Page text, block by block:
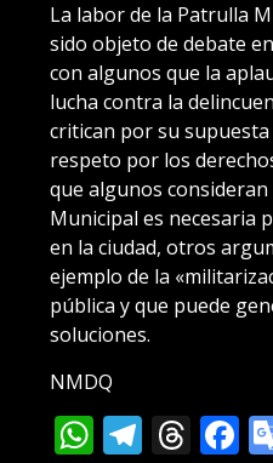
La labor de la Patrulla
sido objeto de debate
con algunos que la
lucha contra la
critican por su
respeto por los
que algunos
Municipal es necesaria
en la ciudad, otros
ejemplo de la
pública y que puede
soluciones.
NMDQ